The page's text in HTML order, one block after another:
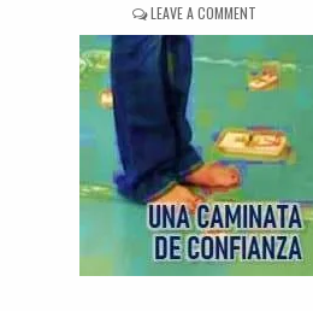
LEAVE A COMMENTON
DINÁMICA
UNA
CAMINATA
DE